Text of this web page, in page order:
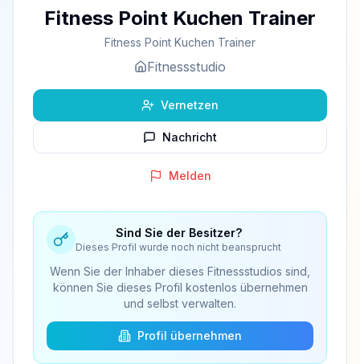
Fitness Point Kuchen Trainer
Fitness Point Kuchen Trainer
Fitnessstudio
Vernetzen
Nachricht
Melden
Sind Sie der Besitzer?
Dieses Profil wurde noch nicht beansprucht
Wenn Sie der Inhaber dieses Fitnessstudios sind,
können Sie dieses Profil kostenlos übernehmen
und selbst verwalten.
Profil übernehmen